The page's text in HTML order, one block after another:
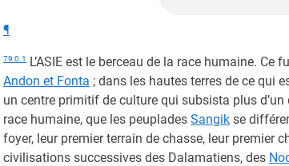
¶
79:0.1
L’ASIE est le berceau de la race humaine.
Andon et Fonta ; dans les hautes terres de ce qui
un centre primitif de culture qui subsista plus d’un
race humaine, que les peuplades Sangik se
foyer, leur premier terrain de chasse, leur premier
civilisations successives des Dalamatiens, des